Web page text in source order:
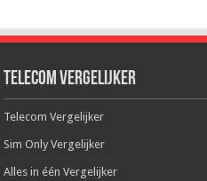
Telecom Vergelijker
Telecom Vergelijker
Sim Only Vergelijker
Alles in één Vergelijker